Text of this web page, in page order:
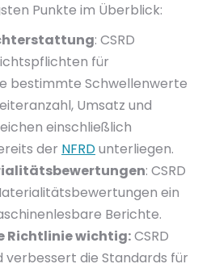
Punkte im Überblick:
: CSRD
für
bestimmte Schwellenwerte
Umsatz und
einschließlich
der NFRDunterliegen.
: CSRD
ein
Berichte.
Richtlinie wichtig:CSRD
verbessert die Standards für